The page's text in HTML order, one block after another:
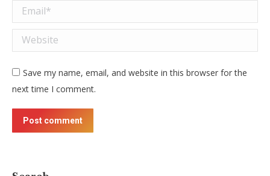
Email *
Website
Save my name, email, and website in this browser for the
next time I comment.
Post comment